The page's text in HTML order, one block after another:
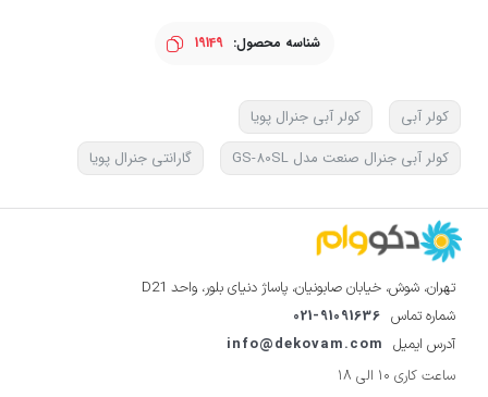
شناسه محصول: 19149
کولر آبی
کولر آبی جنرال پویا
کولر آبی جنرال صنعت مدل GS-80SL
گارانتی جنرال پویا
تهران، شوش، خیابان صابونیان، پاساژ دنیای بلور، واحد D21
شماره تماس 021-91091636
آدرس ایمیل info@dekovam.com
ساعت کاری 10 الی 18